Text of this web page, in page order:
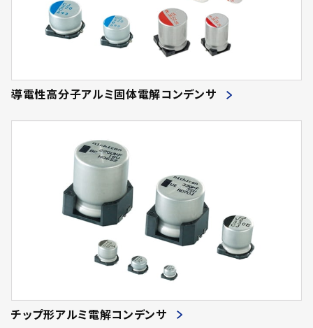
導電性高分子アルミ固体電解コンデンサ
チップ形アルミ電解コンデンサ